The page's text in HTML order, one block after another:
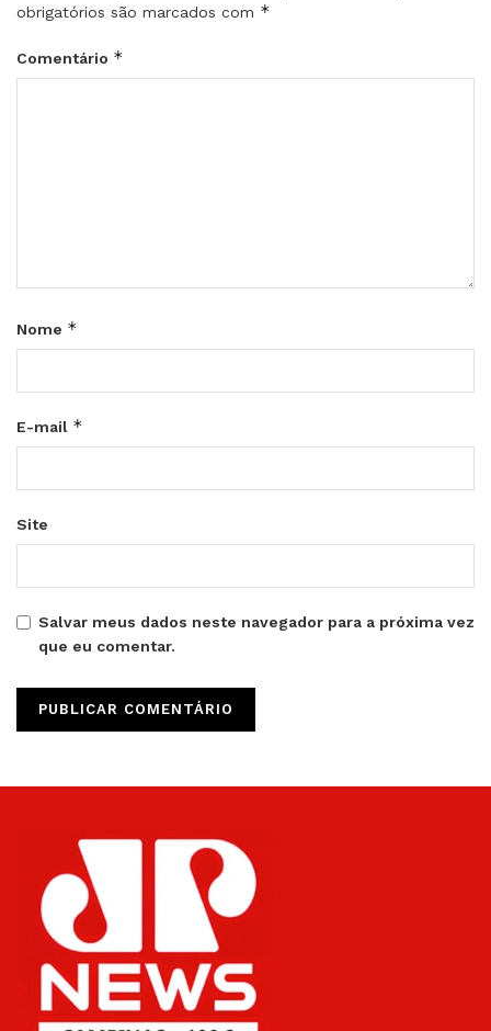
obrigatórios são marcados com *
Comentário *
Nome *
E-mail *
Site
Salvar meus dados neste navegador para a próxima vez
que eu comentar.